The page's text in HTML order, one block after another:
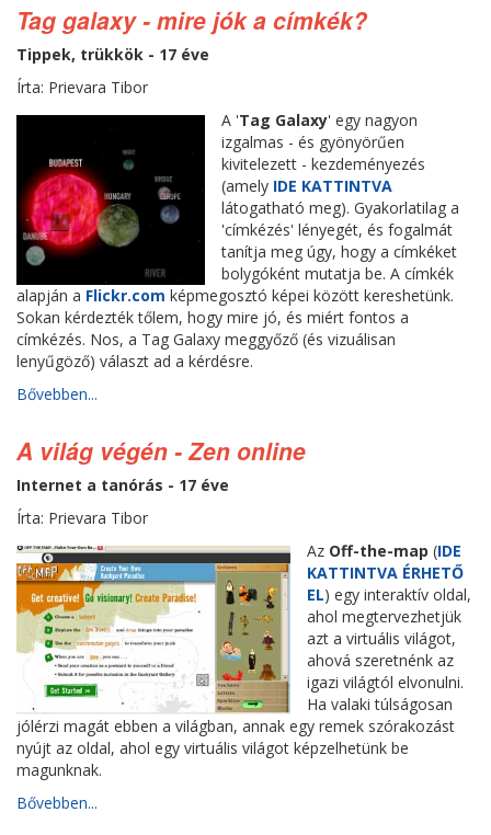
Tag galaxy - mire jók a címkék?
Tippek, trükkök - 17 éve
Írta: Prievara Tibor
A 'Tag Galaxy' egy nagyon
izgalmas - és gyönyörűen
kivitelezett - kezdeményezés
(amely IDE KATTINTVA
látogatható meg). Gyakorlatilag a
'címkézés' lényegét, és fogalmát
tanítja meg úgy, hogy a címkéket
bolygóként mutatja be. A címkék
alapján a Flickr.com képmegosztó képei között kereshetünk.
Sokan kérdezték tőlem, hogy mire jó, és miért fontos a
címkézés. Nos, a Tag Galaxy meggyőző (és vizuálisan
lenyűgöző) választ ad a kérdésre.
Bővebben...
A világ végén - Zen online
Internet a tanórás - 17 éve
Írta: Prievara Tibor
Az Off-the-map (IDE
KATTINTVA ÉRHETŐ
EL) egy interaktív oldal,
ahol megtervezhetjük
azt a virtuális világot,
ahová szeretnénk az
igazi világtól elvonulni.
Ha valaki túlságosan
jólérzi magát ebben a világban, annak egy remek szórakozást
nyújt az oldal, ahol egy virtuális világot képzelhetünk be
magunknak.
Bővebben...